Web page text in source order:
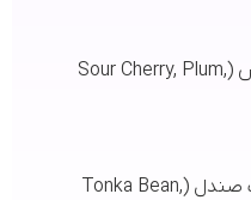
آلبالو (Griotte)، آلو، رز ترکی، یاس (Sour Cherry, Plum,
دانه تونکا، وانیل، دارچین، چوب صندل (Tonka Bean,